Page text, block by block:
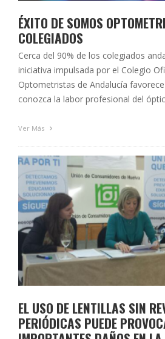
ÉXITO DE SOMOS
COLEGIADOS
Cerca del 90% de los colegiados
iniciativa impulsada por el Colegio
Optometristas de Andalucía
conozca la labor profesional del
visual lanzadas a través de la
Ver Más
EL USO DE LENTILLAS SIN
PERIÓDICAS PUEDE